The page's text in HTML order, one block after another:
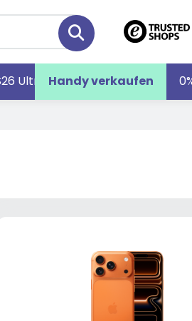
Handy verkaufen
Ultra Galaxy S26